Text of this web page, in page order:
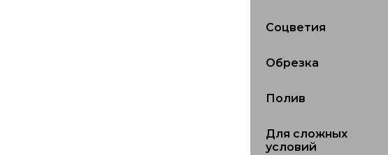
Соцветия
Обрезка
Полив
Для сложных
условий